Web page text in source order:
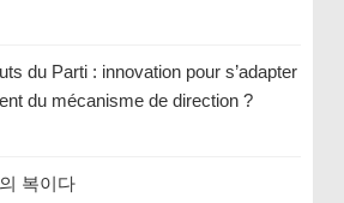
du Parti : innovation pour s’adapter
du mécanisme de direction ?
복이다